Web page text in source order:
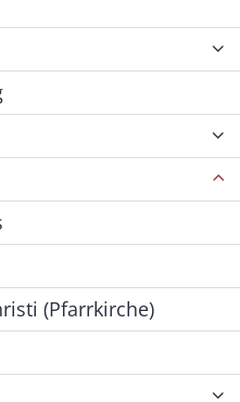
(Pfarrkirche)